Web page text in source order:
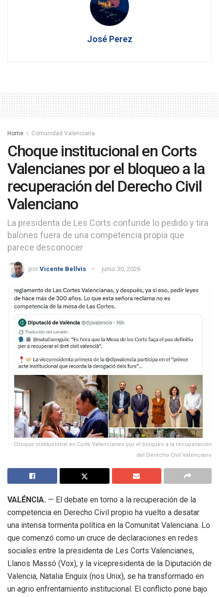
José Perez
Home Comunidad Valenciana
Choque institucional en Corts
Valencianes por el bloqueo a la
recuperación del Derecho Civil
Valenciano
La presidenta de Les Corts confunde lo pedido y tira
balones fuera de una competencia propia que
parece desconocer
por Vicente Bellvis junio 30, 2026
Choque institucional en Corts Valencianes por el bloqueo a la recuperación
del Derecho Civil Valenciano
VALÉNCIA. — El debate en torno a la recuperación de la
competencia en Derecho Civil propio ha vuelto a desatar
una intensa tormenta política en la Comunitat Valenciana. Lo
que comenzó como un cruce de declaraciones en redes
sociales entre la presidenta de Les Corts Valencianes,
Llanos Massó (Vox), y la vicepresidenta de la Diputación de
Valencia, Natalia Enguix (nos Unix), se ha transformado en
un agrio enfrentamiento institucional. El conflicto pone bajo